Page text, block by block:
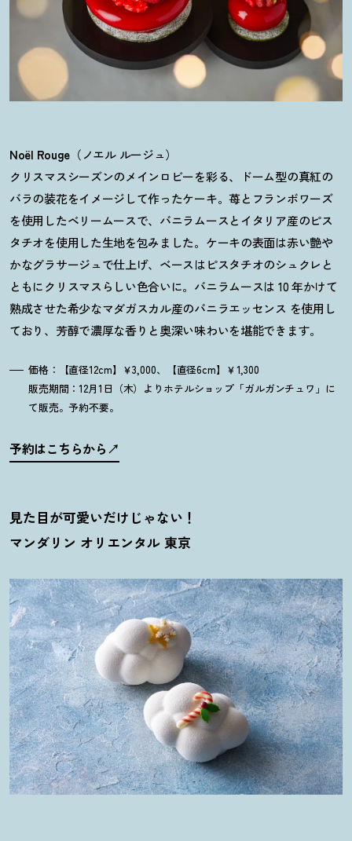
Noël Rouge （ノエル ルージュ）
クリスマスシーズンのメインロビーを彩る、ドーム型の真紅の
バラの装花をイメージして作ったケーキ。苺とフランボワーズ
を使用したベリームースで、バニラムースとイタリア産のピス
タチオを使用した生地を包みました。ケーキの表面は赤い艶や
かなグラサージュで仕上げ、ベースはピスタチオのシュクレと
ともにクリスマスらしい色合いに。バニラムースは 10 年かけて
熟成させた希少なマダガスカル産のバニラエッセンス を使用し
ており、芳醇で濃厚な香りと奥深い味わいを堪能できます。
価格：【直径12cm】￥3,000、【直径6cm】￥1,300
販売期間：12月1日（木）よりホテルショップ「ガルガンチュワ」に
て販売。予約不要。
予約はこちらから
見た目が可愛いだけじゃない ！
マンダリン オリエンタル 東京